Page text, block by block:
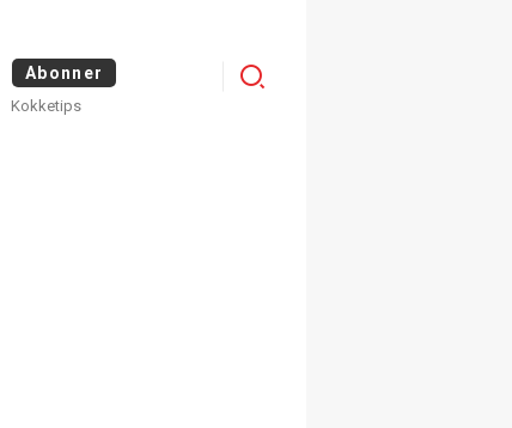
Abonner
Kokketips
Menu